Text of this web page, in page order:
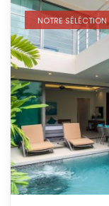
NOTRE SÉLÉCTION